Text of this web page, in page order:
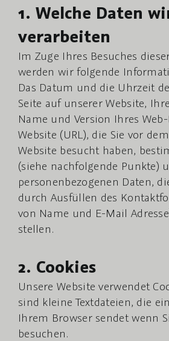
Downloads
Tourismusregion Mühldorf
Anreise & Kontakt
Deutsch
1. Welche Daten
verarbeiten
Im Zuge Ihres Besuches
werden wir folgende
Das Datum und die Uhrzeit
Seite auf unserer Website,
Name und Version Ihres
Website (URL), die Sie vor
Website besucht haben,
(siehe nachfolgende Punkte)
personenbezogenen Daten,
durch Ausfüllen des
von Name und E-Mail
stellen.
2. Cookies
Unsere Website verwendet
sind kleine Textdateien, die
Ihrem Browser sendet wenn
besuchen.